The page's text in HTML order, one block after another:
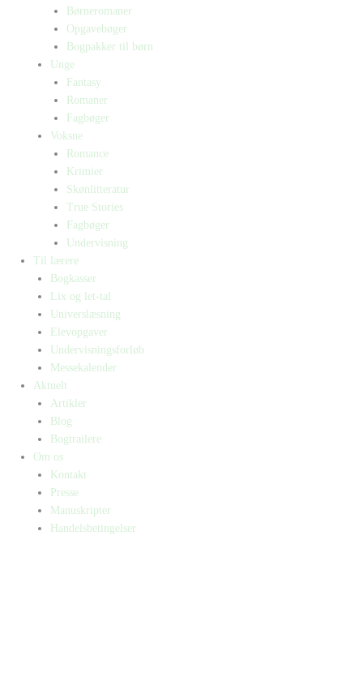
Børneromaner
Opgavebøger
Bogpakker til børn
Unge
Fantasy
Romaner
Fagbøger
Voksne
Romance
Krimier
Skønlitteratur
True Stories
Fagbøger
Undervisning
Til lærere
Bogkasser
Lix og let-tal
Universlæsning
Elevopgaver
Undervisningsforløb
Messekalender
Aktuelt
Artikler
Blog
Bogtrailere
Om os
Kontakt
Presse
Manuskripter
Handelsbetingelser